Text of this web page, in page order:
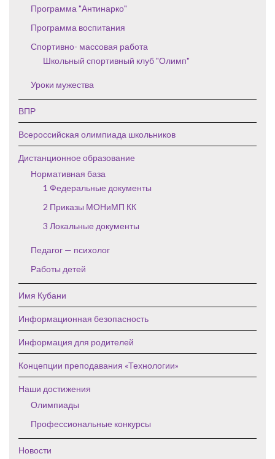
Программа "Антинарко"
Программа воспитания
Спортивно- массовая работа
Школьный спортивный клуб "Олимп"
Уроки мужества
ВПР
Всероссийская олимпиада школьников
Дистанционное образование
Нормативная база
1 Федеральные документы
2 Приказы МОНиМП КК
3 Локальные документы
Педагог — психолог
Работы детей
Имя Кубани
Информационная безопасность
Информация для родителей
Концепции преподавания «Технологии»
Наши достижения
Олимпиады
Профессиональные конкурсы
Новости